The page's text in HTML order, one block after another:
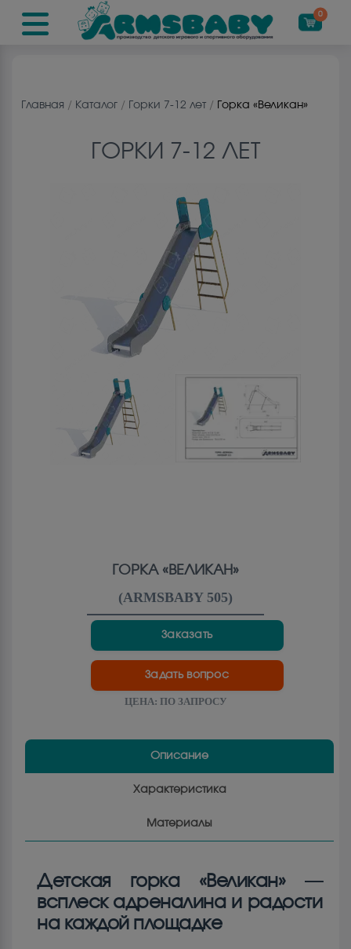
0
Главная / Каталог / Горки 7-12 лет / Горка «Великан»
ГОРКИ 7-12 ЛЕТ
ГОРКА «ВЕЛИКАН»
(ARMSBABY 505)
Заказать
Задать вопрос
ЦЕНА: ПО ЗАПРОСУ
Описание
Характеристика
Материалы
Детская горка «Великан» —
всплеск адреналина и радости
на каждой площадке